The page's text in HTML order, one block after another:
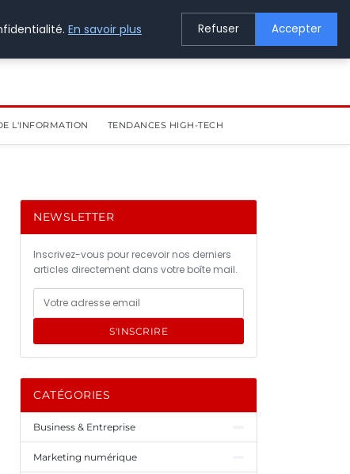
L'INFORMATION TENDANCES HIGH-TECH
NEWSLETTER
Inscrivez-vous pour recevoir nos derniers
articles directement dans votre boîte mail.
S'INSCRIRE
CATÉGORIES
Business & Entreprise
Marketing numérique
En savoir plus Refuser Accepter